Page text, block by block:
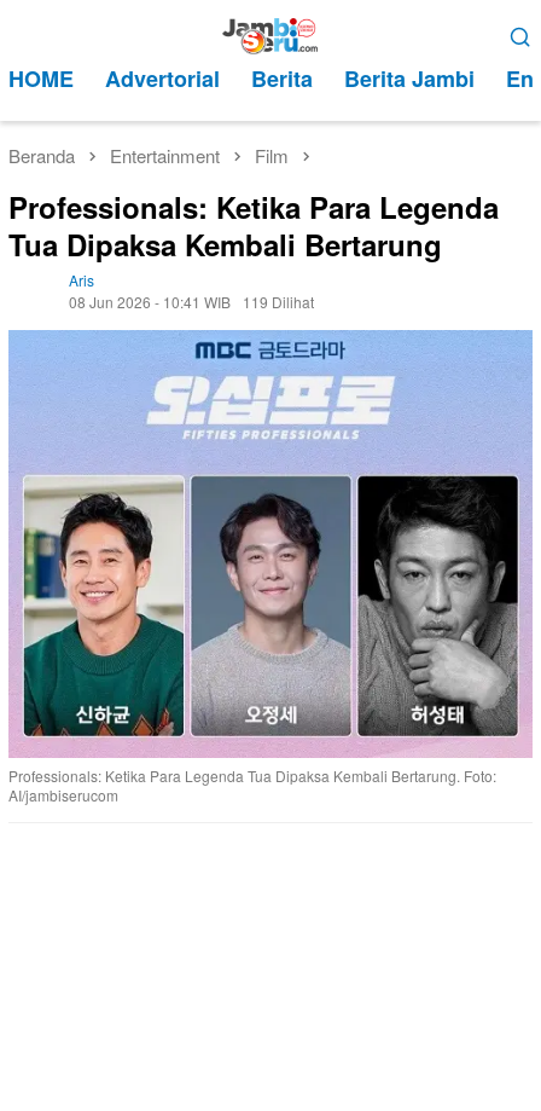
kontenMobile
HOME Advertorial Berita Berita Jambi
Beranda Entertainment Film
Professionals: Ketika Para Legenda
Tua Dipaksa Kembali Bertarung
Aris
08 Jun 2026 - 10:41 WIB
119 Dilihat
Professionals: Ketika Para Legenda Tua Dipaksa Kembali Bertarung. Foto:
AI/jambiserucom